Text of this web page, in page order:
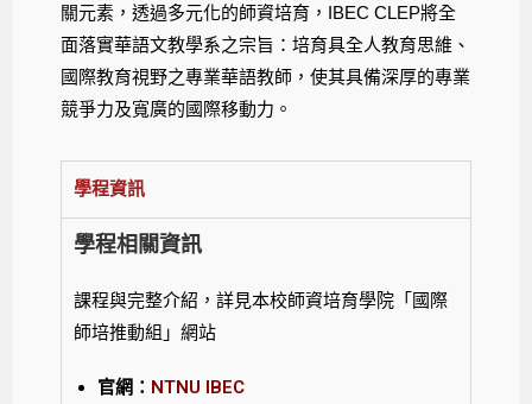
關元素，透過多元化的師資培育，IBEC CLEP將全
面落實華語文教學系之宗旨：培育具全人教育思維、
國際教育視野之專業華語教師，使其具備深厚的專業
競爭力及寬廣的國際移動力。
學程資訊
學程相關資訊
課程與完整介紹，詳見本校師資培育學院「國際
師培推動組」網站
官網： NTNU IBEC